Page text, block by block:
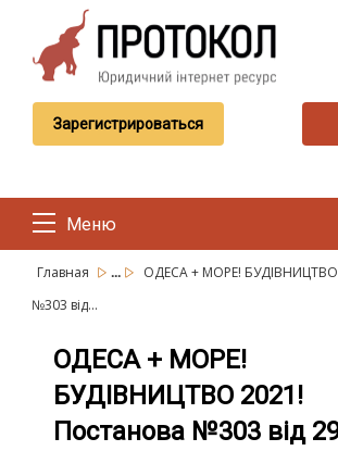
Зарегистрироваться
Меню
Главная ...
ОДЕСА + МОРЕ! БУДІВНИЦТВО
№303 від...
ОДЕСА + МОРЕ!
БУДІВНИЦТВО 2021!
Постанова №303 від